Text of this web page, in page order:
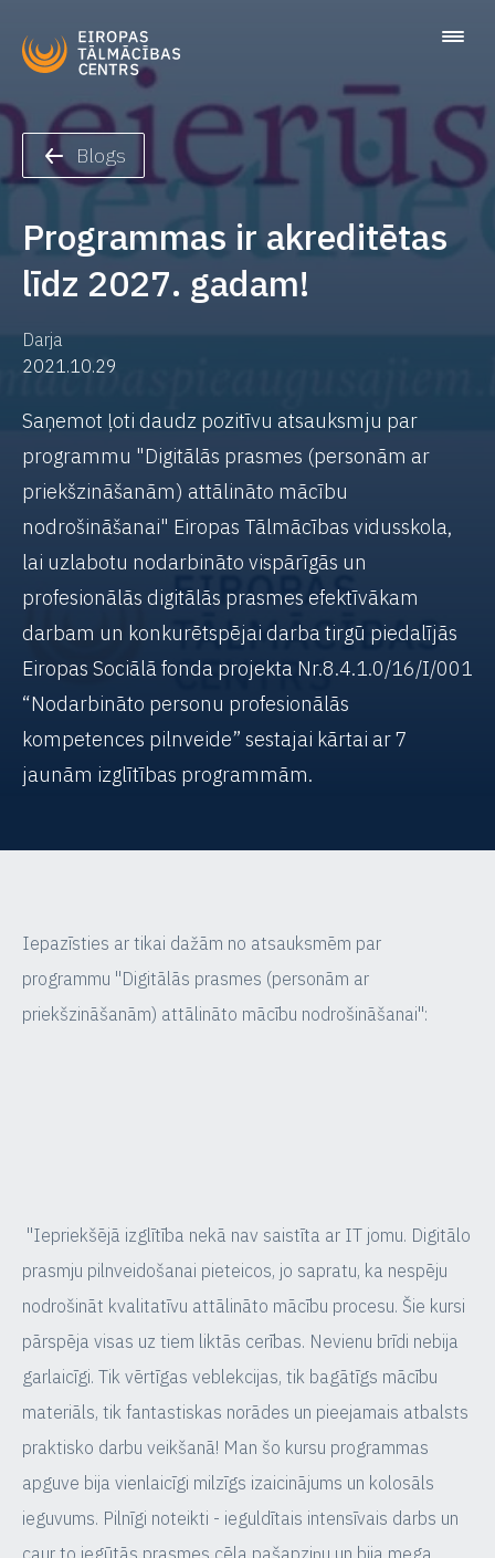
Blogs
Programmas ir akreditētas
līdz 2027. gadam!
Darja
2021.10.29
Saņemot ļoti daudz pozitīvu atsauksmju par
programmu "Digitālās prasmes (personām ar
priekšzināšanām) attālināto mācību
nodrošināšanai" Eiropas Tālmācības vidusskola,
lai uzlabotu nodarbināto vispārīgās un
profesionālās digitālās prasmes efektīvākam
darbam un konkurētspējai darba tirgū piedalījās
Eiropas Sociālā fonda projekta Nr.8.4.1.0/16/I/001
“Nodarbināto personu profesionālās
kompetences pilnveide” sestajai kārtai ar 7
jaunām izglītības programmām.
Iepazīsties ar tikai dažām no atsauksmēm par
programmu "Digitālās prasmes (personām ar
priekšzināšanām) attālināto mācību nodrošināšanai":
"Iepriekšējā izglītība nekā nav saistīta ar IT jomu. Digitālo
prasmju pilnveidošanai pieteicos, jo sapratu, ka nespēju
nodrošināt kvalitatīvu attālināto mācību procesu. Šie kursi
pārspēja visas uz tiem liktās cerības. Nevienu brīdi nebija
garlaicīgi. Tik vērtīgas veblekcijas, tik bagātīgs mācību
materiāls, tik fantastiskas norādes un pieejamais atbalsts
praktisko darbu veikšanā! Man šo kursu programmas
apguve bija vienlaicīgi milzīgs izaicinājums un kolosāls
ieguvums. Pilnīgi noteikti - ieguldītais intensīvais darbs un
caur to iegūtās prasmes cēla pašapziņu un bija mega